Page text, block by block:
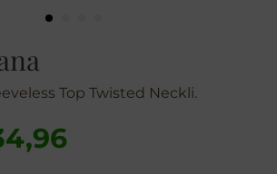
Top Twisted Neckli.